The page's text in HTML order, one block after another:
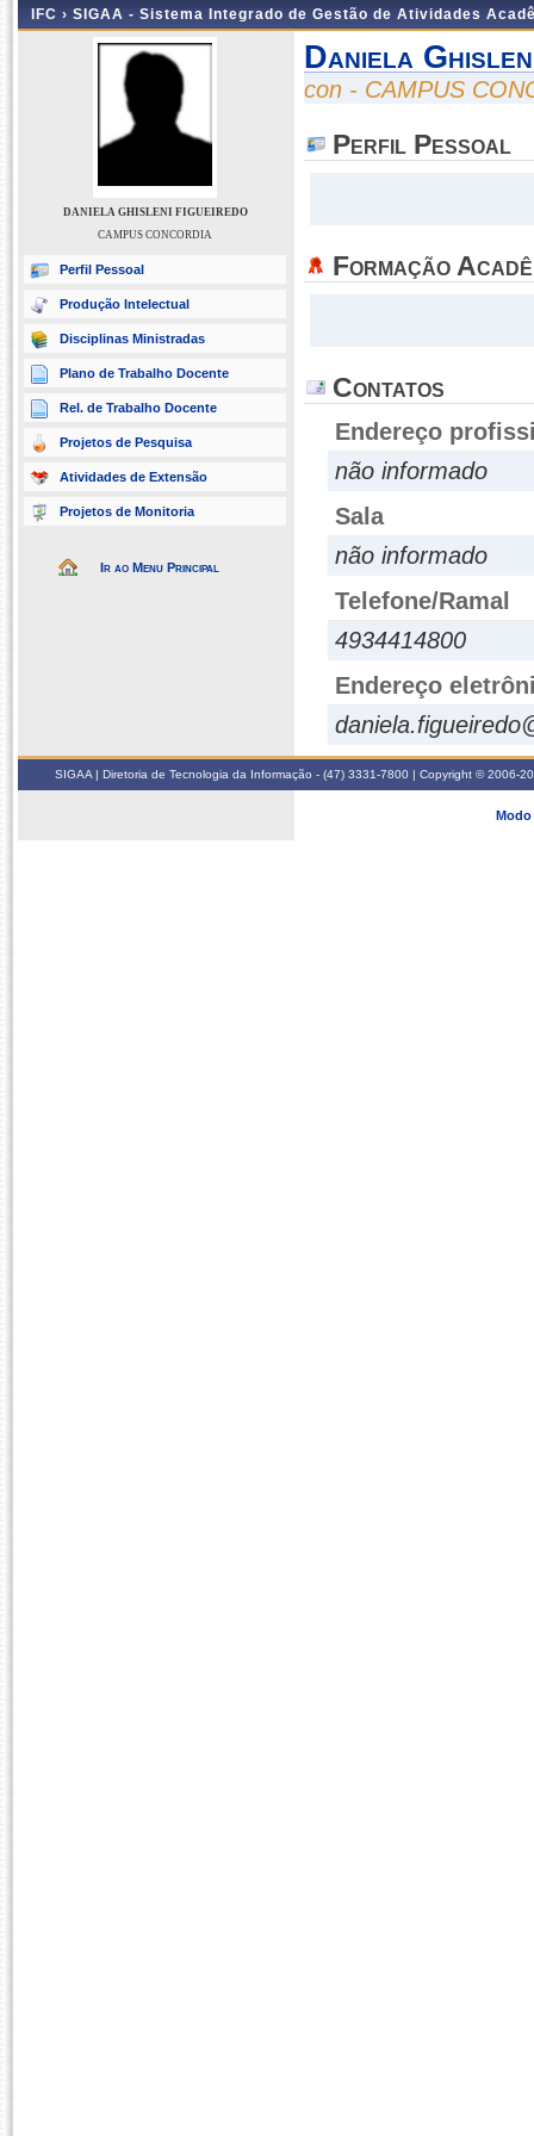
IFC › SIGAA - Sistema Integrado de Gestão de Atividades
DANIELA GHISLENI FIGUEIREDO
CAMPUS CONCORDIA
Perfil Pessoal
Produção Intelectual
Disciplinas Ministradas
Plano de Trabalho Docente
Rel. de Trabalho Docente
Projetos de Pesquisa
Atividades de Extensão
Projetos de Monitoria
Ir ao Menu Principal
Daniela
con - CAMPUS
Perfil Pessoal
Formação
Contatos
Endereço
não informado
Sala
não informado
Telefone/Ramal
4934414800
Endereço
SIGAA | Diretoria de Tecnologia da Informação - (47) 3331-7800 | Copyright © 2006-
Modo